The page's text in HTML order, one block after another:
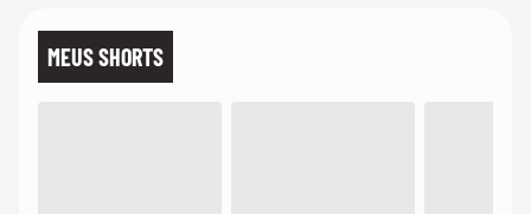
MEUS SHORTS